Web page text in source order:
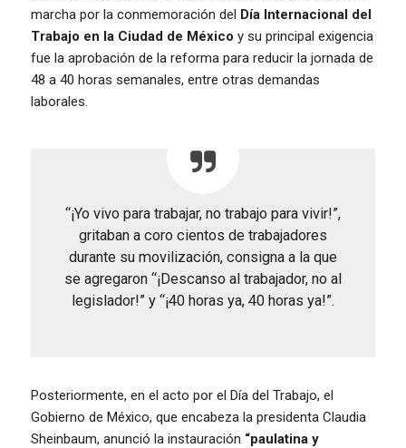
marcha por la conmemoración del Día Internacional del
Trabajo en la Ciudad de México y su principal exigencia
fue la aprobación de la reforma para reducir la jornada de
48 a 40 horas semanales, entre otras demandas
laborales.
“¡Yo vivo para trabajar, no trabajo para vivir!”,
gritaban a coro cientos de trabajadores
durante su movilización, consigna a la que
se agregaron “¡Descanso al trabajador, no al
legislador!” y “¡40 horas ya, 40 horas ya!”.
Posteriormente, en el acto por el Día del Trabajo, el
Gobierno de México, que encabeza la presidenta Claudia
Sheinbaum, anunció la instauración “paulatina y